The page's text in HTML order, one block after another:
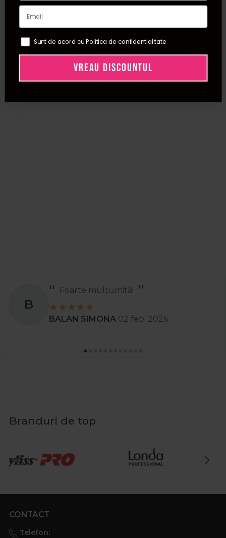
Pedichiura vei gasi o descriere detaliata astfel incat sa stii
intotdeauna ce produs achizitionezi.
La fiecare produs achizitionat din categoria
anichiura si pedichiurabeneficiezi de garantia calitatii.
B
Foarte mulțumită!
BALAN SIMONA 02 feb. 2026
Branduri de top
CONTACT
Telefon:
Sunt de acord cu Politica de confidentialitate
VREAU DISCOUNTUL